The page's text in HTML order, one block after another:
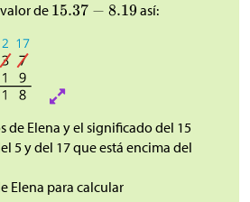
de así:
de Elena y el significado del 15
5 y del 17 que está encima del
Elena para calcular